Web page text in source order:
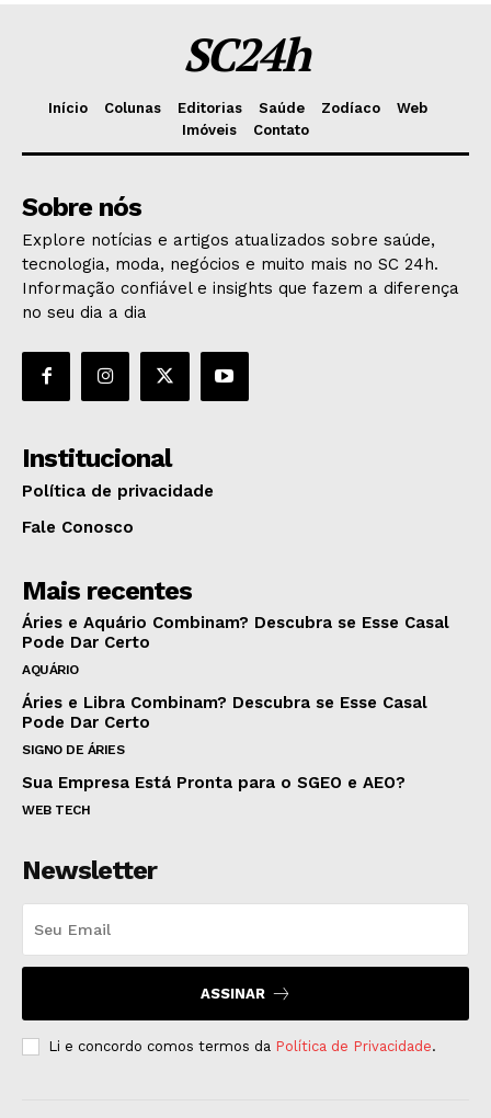
SC24h
Início Colunas Editorias Saúde Zodíaco
Web
Imóveis
Contato
Sobre nós
Explore notícias e artigos atualizados sobre saúde,
tecnologia, moda, negócios e muito mais no SC 24h.
Informação confiável e insights que fazem a diferença
no seu dia a dia
Institucional
Política de privacidade
Fale Conosco
Mais recentes
Áries e Aquário Combinam? Descubra se Esse Casal
Pode Dar Certo
AQUÁRIO
Áries e Libra Combinam? Descubra se Esse Casal
Pode Dar Certo
SIGNO DE ÁRIES
Sua Empresa Está Pronta para o SGEO e AEO?
WEB TECH
Newsletter
ASSINAR
Li e concordo comos termos da Política de Privacidade.